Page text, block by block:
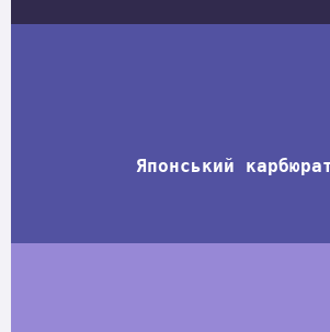
Японський